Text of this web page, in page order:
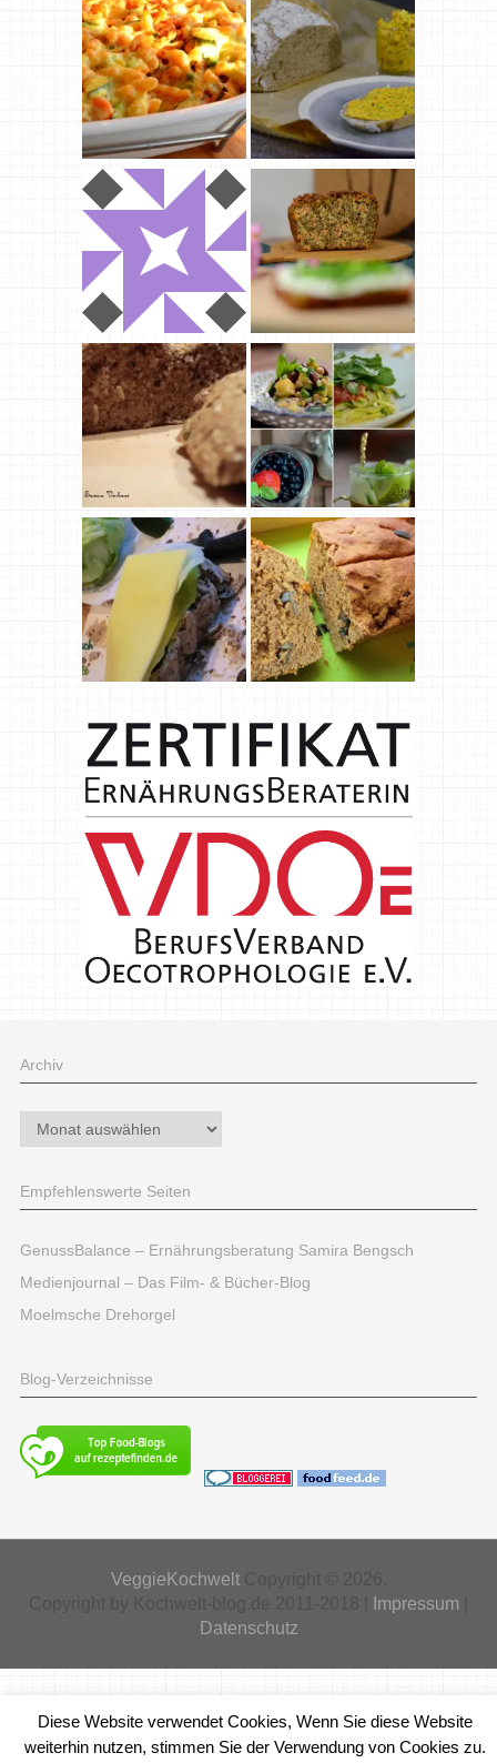
Archiv
Archiv
Empfehlenswerte Seiten
GenussBalance – Ernährungsberatung Samira Bengsch
Medienjournal – Das Film- & Bücher-Blog
Moelmsche Drehorgel
Blog-Verzeichnisse
VeggieKochweltCopyright © 2026.
Impressum
Datenschutz
Diese Website verwendet Cookies, Wenn Sie diese Website
weiterhin nutzen, stimmen Sie der Verwendung von Cookies zu.